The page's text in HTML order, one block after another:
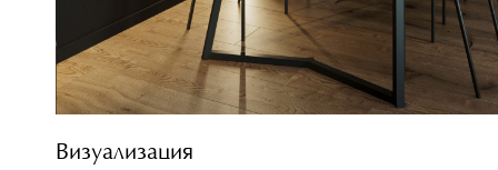
Визуализация